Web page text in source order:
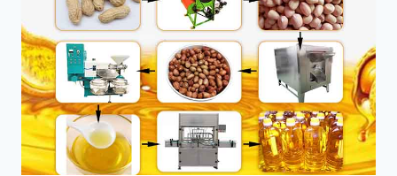
अपनी
मशीन
का
जीवनकाल
बढ़ाने
के
लिए
5
सुझाव